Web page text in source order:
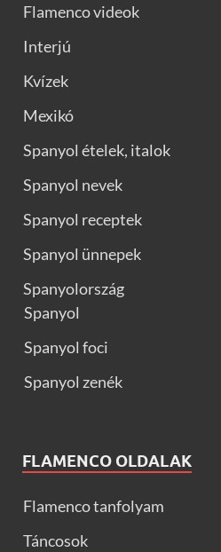
Flamenco videok
Interjú
Kvízek
Mexikó
Spanyol ételek, italok
Spanyol nevek
Spanyol receptek
Spanyol ünnepek
Spanyolország
Spanyol
Spanyol foci
Spanyol zenék
FLAMENCO OLDALAK
Flamenco tanfolyam
Táncosok